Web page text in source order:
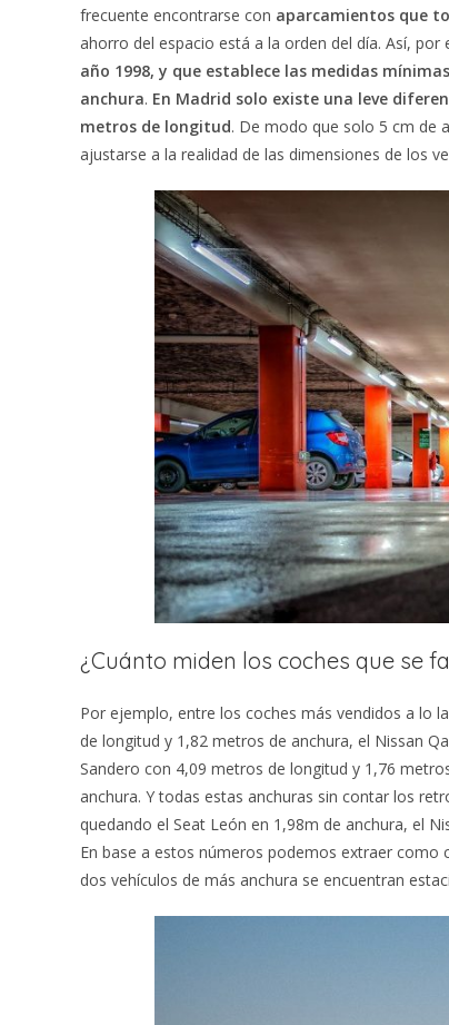
frecuente encontrarse con aparcamientos que
ahorro del espacio está a la orden del día. Así, por
año 1998, y que establece las medidas
anchura. En Madrid solo existe una leve
metros de longitud. De modo que solo 5 cm de
ajustarse a la realidad de las dimensiones de los
¿Cuánto miden los coches que se
Por ejemplo, entre los coches más vendidos a lo
de longitud y 1,82 metros de anchura, el Nissan
Sandero con 4,09 metros de longitud y 1,76
anchura. Y todas estas anchuras sin contar los
quedando el Seat León en 1,98m de anchura, el
En base a estos números podemos extraer como
dos vehículos de más anchura se encuentran